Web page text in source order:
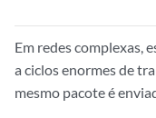
Em redes complexas,
a ciclos enormes de
mesmo pacote é